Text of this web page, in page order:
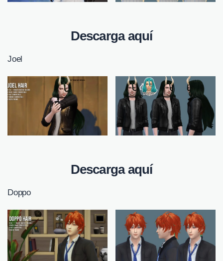
Descarga aquí
Joel
Descarga aquí
Doppo